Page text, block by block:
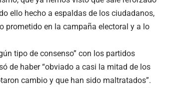
ello hecho a espaldas de los ciudadanos,
prometido en la campaña electoral y a lo
tipo de consenso” con los partidos
de haber “obviado a casi la mitad de los
cambio y que han sido maltratados”.